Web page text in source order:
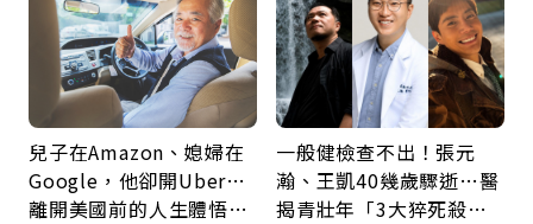
兒子在Amazon、媳婦在
Google，他卻開Uber…
離開美國前的人生體悟：
一般健檢查不出！張元
瀚、王凱40幾歲驟逝…醫
揭青壯年「3大猝死殺